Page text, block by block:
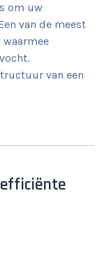
om uw
van de meest
van een